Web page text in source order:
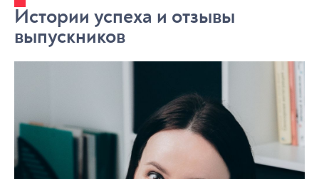
Истории успеха и отзывы
выпускников